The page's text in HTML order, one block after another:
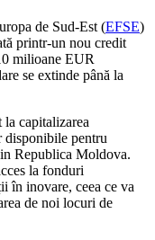
de Sud-Est (EFSE)
printr-un nou credit
milioane EUR
se extinde până la
capitalizarea
disponibile pentru
Republica Moldova.
la fonduri
în inovare, ceea ce va
de noi locuri de